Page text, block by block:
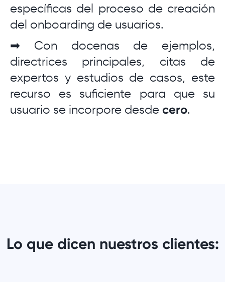
específicas del proceso de creación
del onboarding de usuarios.
➡ Con docenas de ejemplos,
directrices principales, citas de
expertos y estudios de casos, este
recurso es suficiente para que su
usuario se incorpore desde cero.
Lo que dicen nuestros clientes: